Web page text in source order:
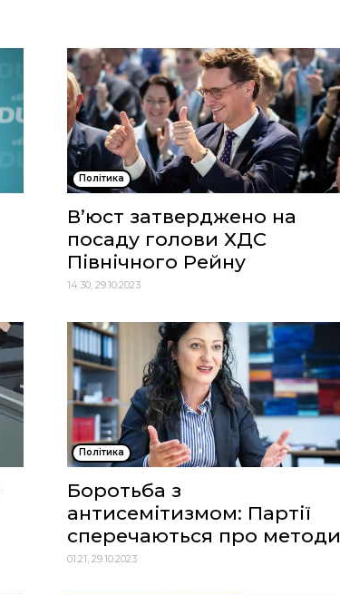
Політика
В’юст затверджено на
посаду голови ХДС
Північного Рейну
14:30, 29.10.2023
Політика
Боротьба з
антисемітизмом: Партії
сперечаються про методи
01:21, 29.10.2023